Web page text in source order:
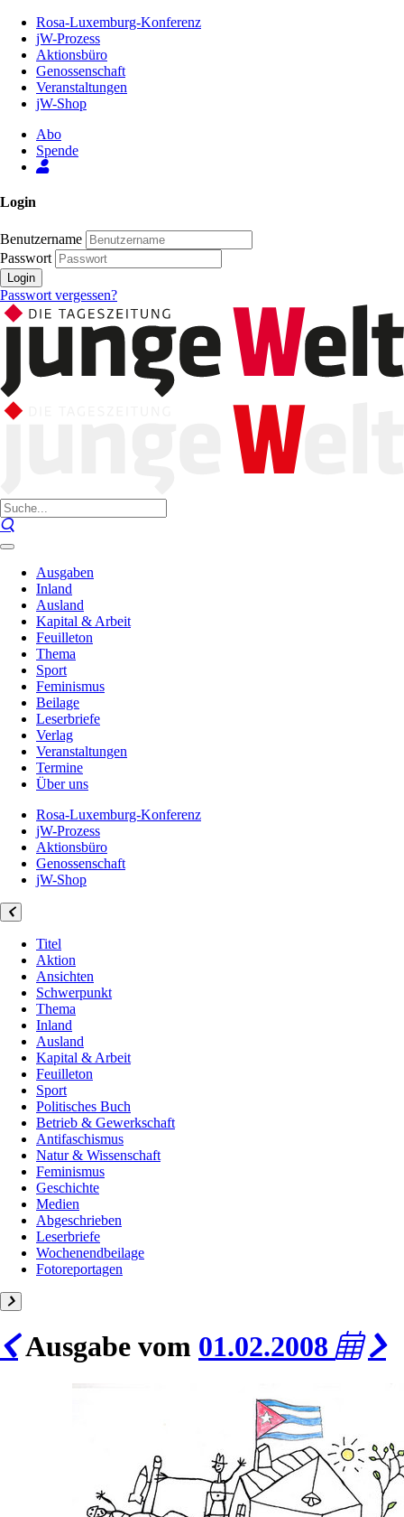
Inhalt
Seite
Rosa-Luxemburg-Konferenz
jW-Prozess
Aktionsbüro
Genossenschaft
Veranstaltungen
jW-Shop
Abo
Spende
Login
Benutzername
Passwort
Login
Passwort vergessen?
Ausgaben
Inland
Ausland
Kapital & Arbeit
Feuilleton
Thema
Sport
Feminismus
Beilage
Leserbriefe
Verlag
Veranstaltungen
Termine
Über uns
Rosa-Luxemburg-Konferenz
jW-Prozess
Aktionsbüro
Genossenschaft
jW-Shop
Titel
Aktion
Ansichten
Schwerpunkt
Thema
Inland
Ausland
Kapital & Arbeit
Feuilleton
Sport
Politisches Buch
Betrieb & Gewerkschaft
Antifaschismus
Natur & Wissenschaft
Feminismus
Geschichte
Medien
Abgeschrieben
Leserbriefe
Wochenendbeilage
Fotoreportagen
Ausgabe vom 01.02.2008